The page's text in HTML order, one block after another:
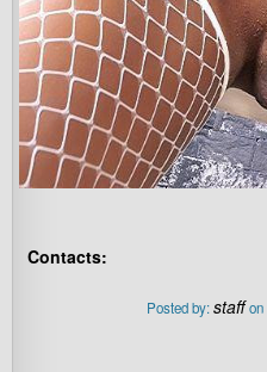
Contacts:
Posted by:staff on